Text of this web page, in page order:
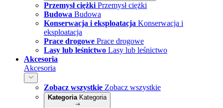
Przemysł ciężki Przemysł ciężki
Budowa Budowa
Konserwacja i eksploatacja Konserwacja i
eksploatacja
Prace drogowe Prace drogowe
Lasy lub leśnictwo Lasy lub leśnictwo
Akcesoria
Akcesoria
Zobacz wszystkie Zobacz wszystkie
Kategoria Kategoria